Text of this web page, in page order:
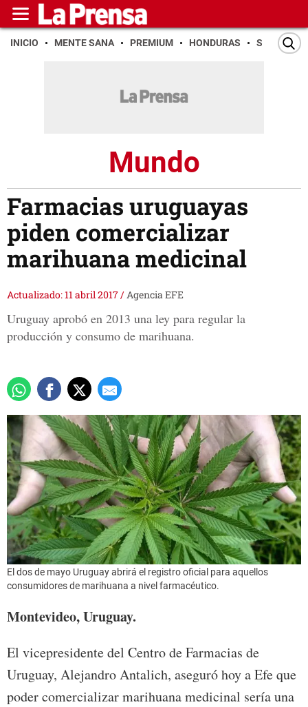
INICIO MENTE SANA PREMIUM HONDURAS SAN PEDRO
Mundo
Farmacias uruguayas
piden comercializar
marihuana medicinal
Actualizado: 11 abril 2017/Agencia EFE
Uruguay aprobó en 2013 una ley para regular la
producción y consumo de marihuana.
El dos de mayo Uruguay abrirá el registro oficial para aquellos
consumidores de marihuana a nivel farmacéutico.
Montevideo, Uruguay.
El vicepresidente del Centro de Farmacias de
Uruguay, Alejandro Antalich, aseguró hoy a Efe que
poder comercializar marihuana medicinal sería una